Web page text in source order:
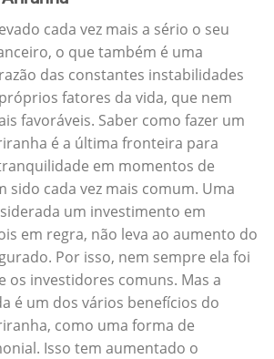
cada vez mais a sério o seu
o que também é uma
das constantes instabilidades
fatores da vida, que nem
favoráveis. Saber como fazer um
é a última fronteira para
em momentos de
sido cada vez mais comum. Uma
um investimento em
em regra, não leva ao aumento do
Por isso, nem sempre ela foi
os investidores comuns. Mas a
é um dos vários benefícios do
como uma forma de
Isso tem aumentado o